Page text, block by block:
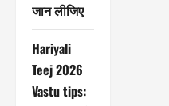
जान लीजिए
Hariyali
Teej 2026
Vastu tips: